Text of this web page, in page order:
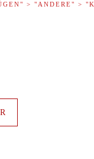
> "ANDERE" >